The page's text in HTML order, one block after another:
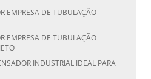
EMPRESA DE TUBULAÇÃO
EMPRESA DE TUBULAÇÃO
INDUSTRIAL IDEAL PARA